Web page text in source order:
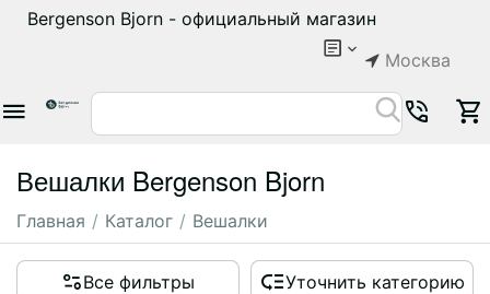
Bergenson Bjorn - официальный магазин
Москва
Вешалки Bergenson Bjorn
Главная / Каталог / Вешалки
Все фильтры Уточнить категорию